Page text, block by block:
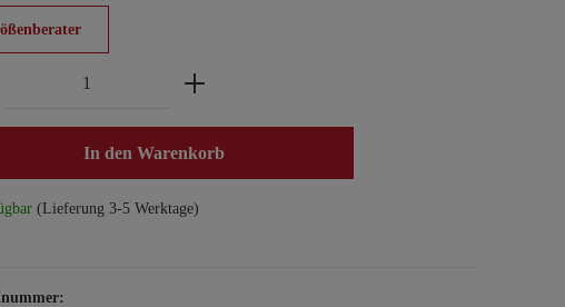
Anzahl: Gib den gewünschten Wert ein oder
In den Warenkorb
(Lieferung 3-5 Werktage)